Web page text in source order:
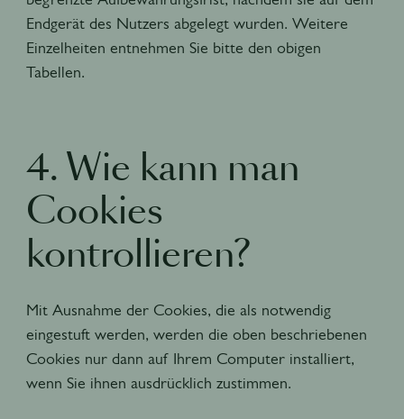
Endgerät des Nutzers abgelegt wurden. Weitere
Einzelheiten entnehmen Sie bitte den obigen
Tabellen.
4. Wie kann man
Cookies
kontrollieren?
Mit Ausnahme der Cookies, die als notwendig
eingestuft werden, werden die oben beschriebenen
Cookies nur dann auf Ihrem Computer installiert,
wenn Sie ihnen ausdrücklich zustimmen.